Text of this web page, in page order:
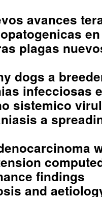
avances
plagas
dogs a
infecciosas
sistemico
a
findings
and